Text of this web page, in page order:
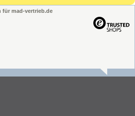
für mad-vertrieb.de